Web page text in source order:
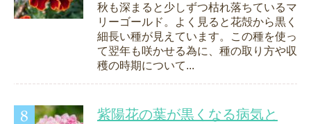
秋も深まると少しずつ枯れ落ちているマ
リーゴールド。よく見ると花殻から黒く
細長い種が見えています。この種を使っ
て翌年も咲かせる為に、種の取り方や収
穫の時期について...
紫陽花の葉が黒くなる病気と